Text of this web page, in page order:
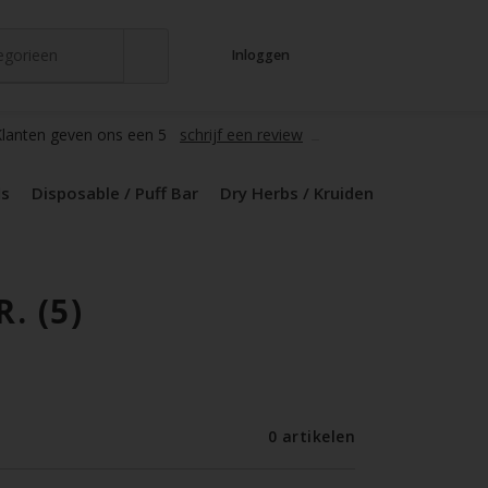
Inloggen
geven ons een 5 schrijf een review
Disposable / Puff Bar Dry Herbs / Kruiden
(5)
0 artikelen